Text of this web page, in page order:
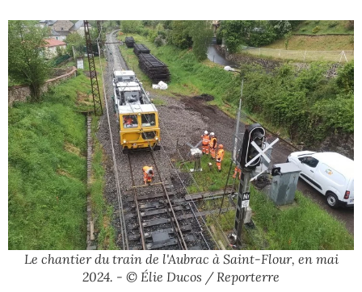
Le chantier du train de l'Aubrac à Saint-Flour, en mai
2024. - © Élie Ducos / Reporterre